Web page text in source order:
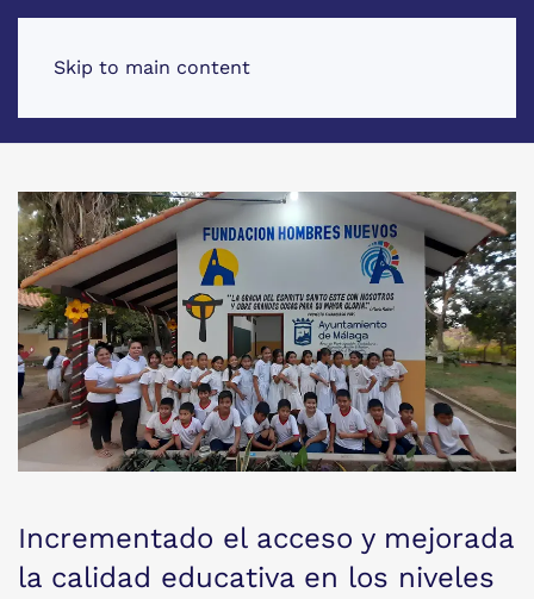
Skip to main content
Incrementado el acceso y mejorada
la calidad educativa en los niveles